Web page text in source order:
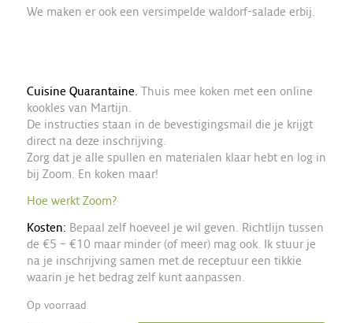
We maken er ook een versimpelde waldorf-salade erbij.
Cuisine Quarantaine. Thuis mee koken met een online
kookles van Martijn.
De instructies staan in de bevestigingsmail die je krijgt
direct na deze inschrijving.
Zorg dat je alle spullen en materialen klaar hebt en log in
bij Zoom. En koken maar!
Hoe werkt Zoom?
Kosten: Bepaal zelf hoeveel je wil geven. Richtlijn tussen
de €5 – €10 maar minder (of meer) mag ook. Ik stuur je
na je inschrijving samen met de receptuur een tikkie
waarin je het bedrag zelf kunt aanpassen.
Op voorraad